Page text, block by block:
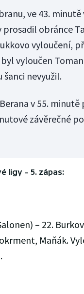
ve 43. minutě
prosadil obránce
vyloučení,
vyloučen
šanci nevyužil.
v 55.
závěrečné
ligy – 5. zápas:
– 22.
Maňák.